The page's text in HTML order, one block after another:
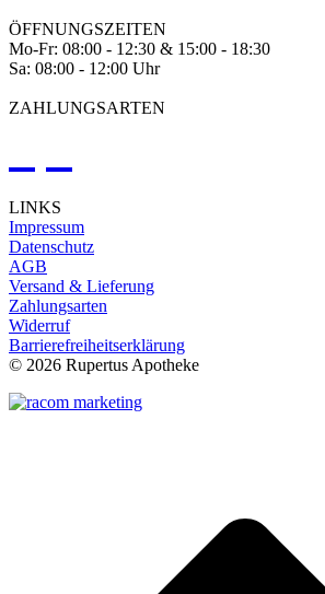
ÖFFNUNGSZEITEN
Mo-Fr: 08:00 - 12:30 & 15:00 - 18:30
Sa: 08:00 - 12:00 Uhr
ZAHLUNGSARTEN
LINKS
Impressum
Datenschutz
AGB
Versand & Lieferung
Zahlungsarten
Widerruf
Barrierefreiheitserklärung
© 2026 Rupertus Apotheke